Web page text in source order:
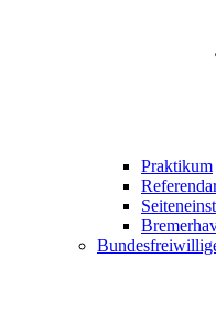
Praktikum